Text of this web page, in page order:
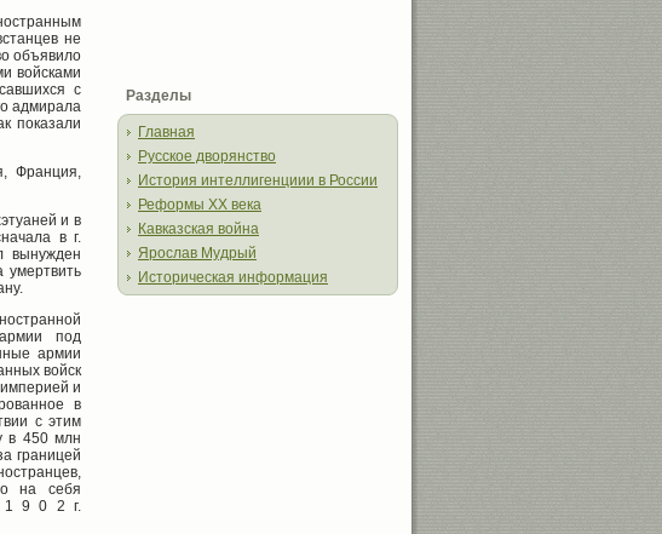
не
объявило
войсками
с
адмирала
показали
Франция,
и в
в г.
вынуж­ден
умертвить
под
армии
войск
и
в
с этим
в 450 млн
границей
на себя
1 9 0 2 г.
Разделы
Главная
Русское дворянство
История интеллигенциии в России
Реформы XX века
Кавказская война
Ярослав Мудрый
Историческая информация